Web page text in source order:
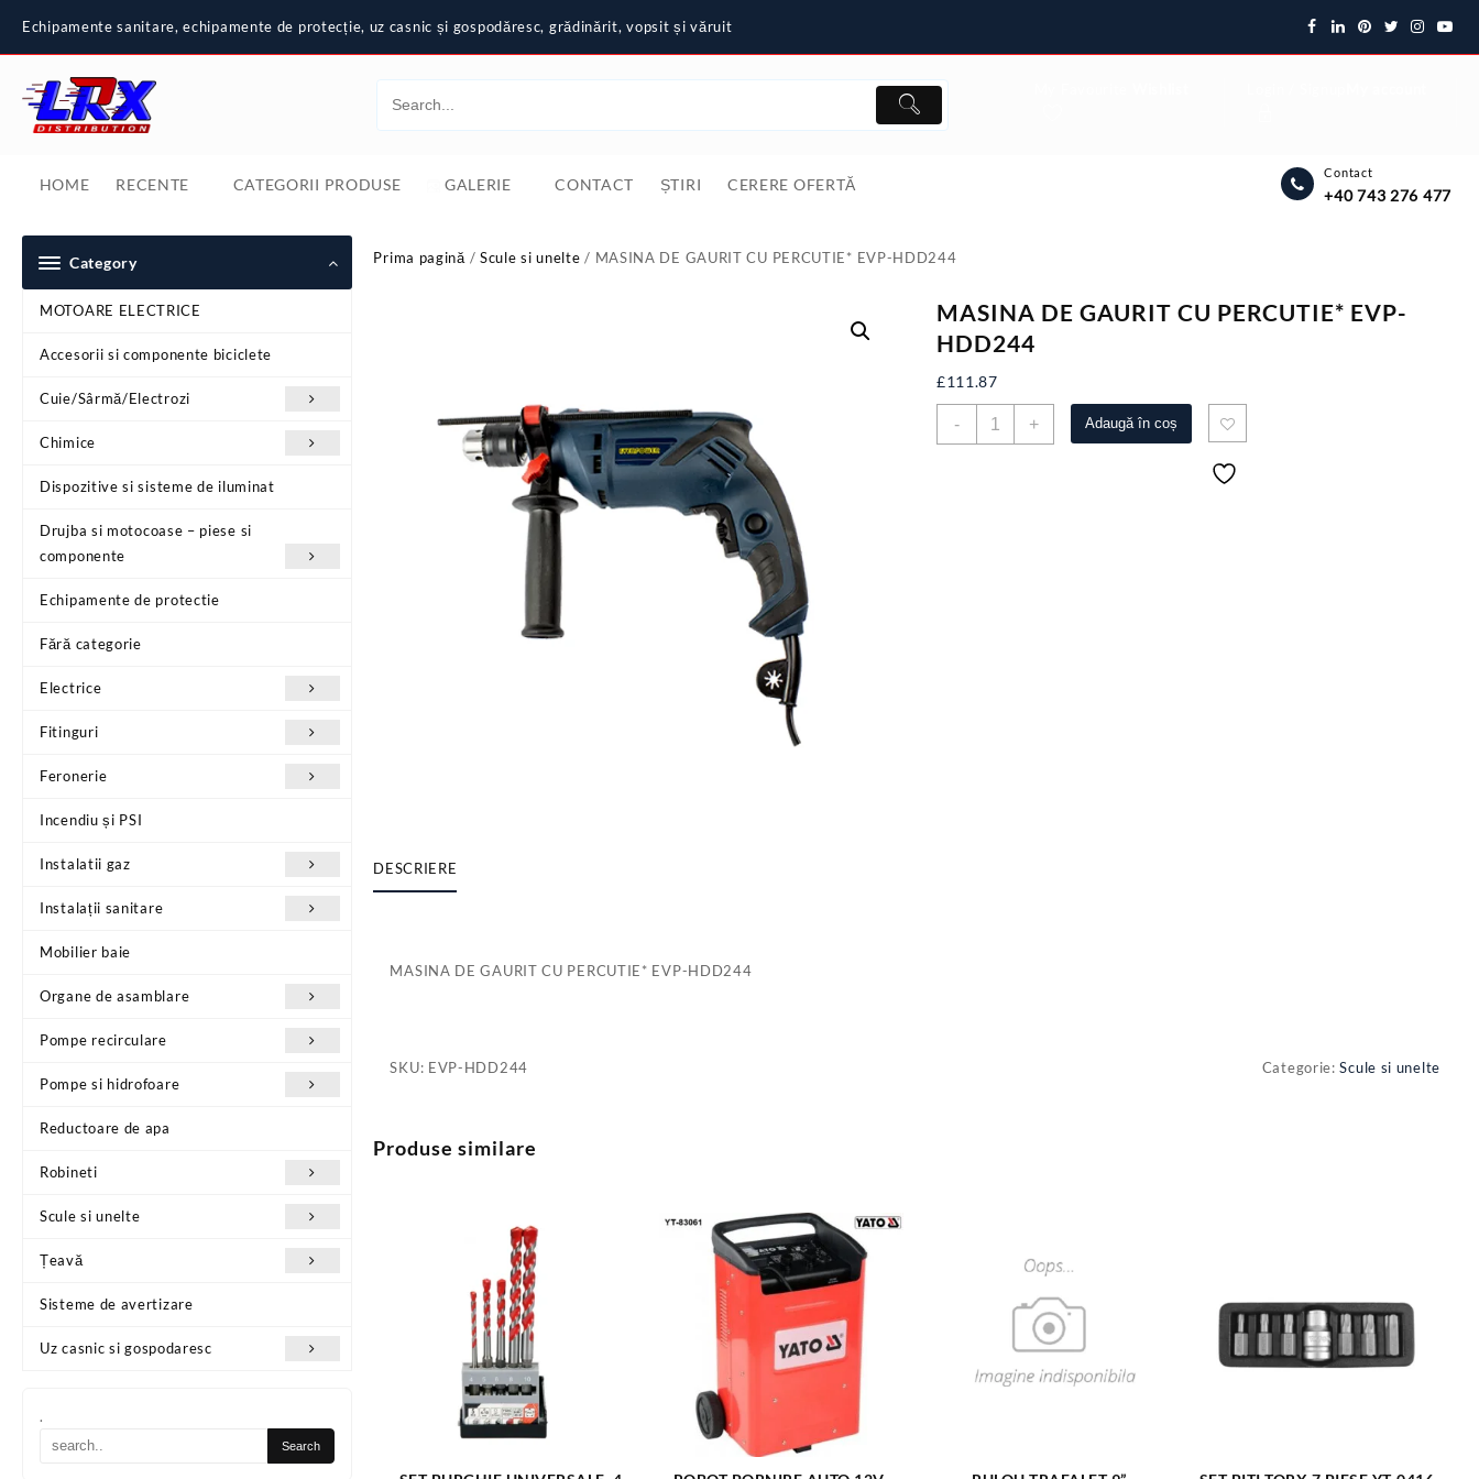
content
Echipamente sanitare, echipamente de protecție, uz casnic și gospodăresc, grădinărit, vopsit și văruit
HOME RECENTE CATEGORII PRODUSE GALERIE CONTACT ȘTIRI CERERE OFERTĂ
Contact
+40 743 276 477
Category
MOTOARE ELECTRICE
Accesorii si componente biciclete
Cuie/Sârmă/Electrozi
Chimice
Dispozitive si sisteme de iluminat
Drujba si motocoase – piese si
componente
Echipamente de protectie
Fără categorie
Electrice
Fitinguri
Feronerie
Incendiu și PSI
Instalatii gaz
Instalații sanitare
Mobilier baie
Organe de asamblare
Pompe recirculare
Pompe si hidrofoare
Reductoare de apa
Robineti
Scule si unelte
Țeavă
Sisteme de avertizare
Uz casnic si gospodaresc
.
Prima pagină / Scule si unelte / MASINA DE GAURIT CU PERCUTIE* EVP-HDD244
MASINA DE GAURIT CU PERCUTIE* EVP-
HDD244
£111.87
-
Cantitate+ Adaugă în coș
DESCRIERE
MASINA DE GAURIT CU PERCUTIE* EVP-HDD244
SKU: EVP-HDD244 Categorie:Scule si unelte
Produse similare